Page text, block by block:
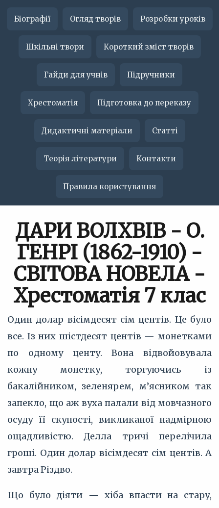
Біографії Огляд творів Розробки уроків
Шкільні твори Короткий зміст творів
Гайди для учнів Підручники
Хрестоматія Підготовка до переказу
Дидактичні матеріали Статті
Теорія літератури Контакти
Правила користування
ДАРИ ВОЛХВІВ - О.
ГЕНРІ (1862-1910) -
СВІТОВА НОВЕЛА -
Хрестоматія 7 клас
Один долар вісімдесят сім центів. Це було
все. Із них шістдесят центів — монетками
по одному центу. Вона відвойовувала
кожну монетку, торгуючись із
бакалійником, зеленярем, м’‎ясником так
запекло, що аж вуха палали від мовчазного
осуду її скупості, викликаної надмірною
ощадливістю. Делла тричі перелічила
гроші. Один долар вісімдесят сім центів. А
завтра Різдво.
Що було діяти — хіба впасти на стару,